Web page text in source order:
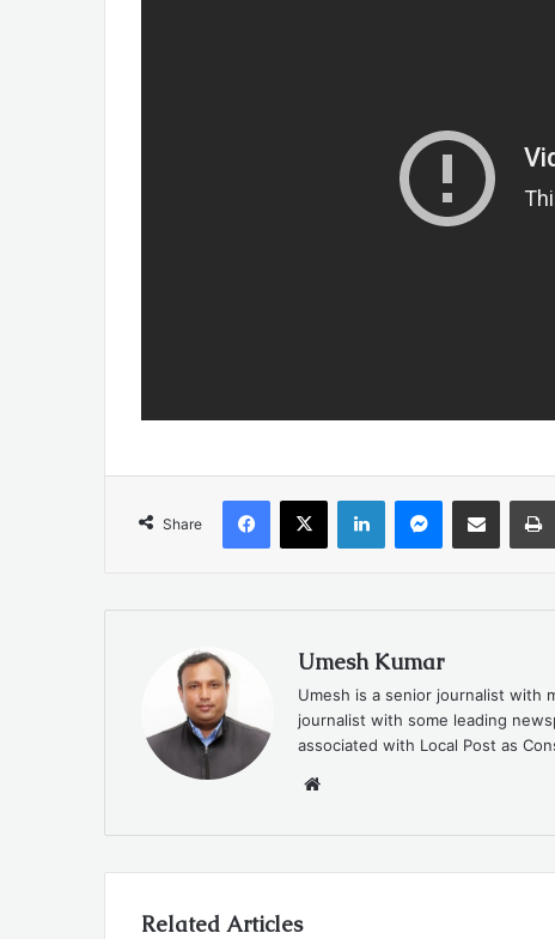
Share
Facebook
X LinkedInMessenger
Share via Email
Umesh Kumar
Umesh is a senior journalist with
journalist with some leading
associated with Local Post as
Related Articles